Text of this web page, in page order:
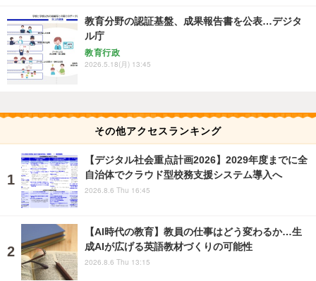
教育分野の認証基盤、成果報告書を公表…デジタ
ル庁
教育行政
2026.5.18(月) 13:45
その他アクセスランキング
【デジタル社会重点計画2026】2029年度までに全
自治体でクラウド型校務支援システム導入へ
2026.8.6 Thu 16:45
【AI時代の教育】教員の仕事はどう変わるか…生
成AIが広げる英語教材づくりの可能性
2026.8.6 Thu 13:15